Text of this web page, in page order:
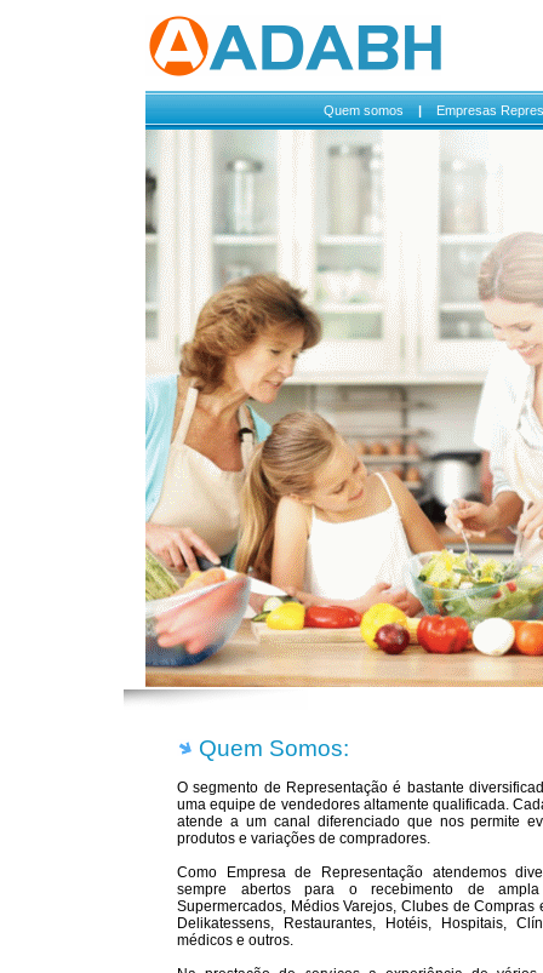
Quem somos | Empresas
Quem Somos:
O segmento de Representação é bastante
uma equipe de vendedores altamente qualificada.
atende a um canal diferenciado que nos permite
produtos e variações de compradores.
Como Empresa de Representação atendemos
sempre abertos para o recebimento de
Supermercados, Médios Varejos, Clubes de Compras
Delikatessens, Restaurantes, Hotéis, Hospitais,
médicos e outros.